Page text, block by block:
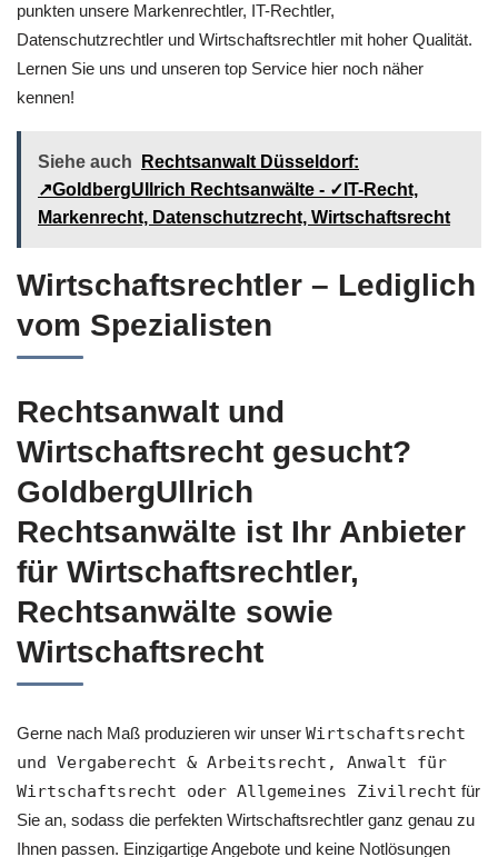
punkten unsere Markenrechtler, IT-Rechtler,
Datenschutzrechtler und Wirtschaftsrechtler mit hoher Qualität.
Lernen Sie uns und unseren top Service hier noch näher
kennen!
Siehe auch
Rechtsanwalt Düsseldorf:
↗️GoldbergUllrich Rechtsanwälte - ✓IT-Recht,
Markenrecht, Datenschutzrecht, Wirtschaftsrecht
Wirtschaftsrechtler – Lediglich
vom Spezialisten
Rechtsanwalt und
Wirtschaftsrecht gesucht?
GoldbergUllrich
Rechtsanwälte ist Ihr Anbieter
für Wirtschaftsrechtler,
Rechtsanwälte sowie
Wirtschaftsrecht
Gerne nach Maß produzieren wir unser Wirtschaftsrecht
und Vergaberecht & Arbeitsrecht, Anwalt für
Wirtschaftsrecht oder Allgemeines Zivilrecht für
Sie an, sodass die perfekten Wirtschaftsrechtler ganz genau zu
Ihnen passen. Einzigartige Angebote und keine Notlösungen